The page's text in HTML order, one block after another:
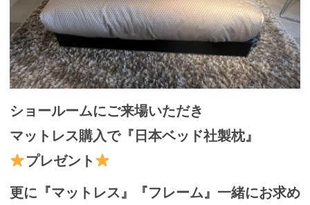
ショールームにご来場いただき
マットレス購入で『日本ベッド社製枕』
プレゼント
更に『マットレス』『フレーム』一緒にお求め